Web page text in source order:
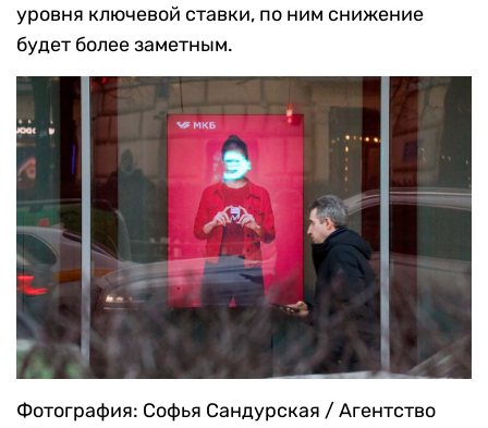
уровня ключевой ставки, по ним снижение
будет более заметным.
Фотография: Софья Сандурская / Агентство